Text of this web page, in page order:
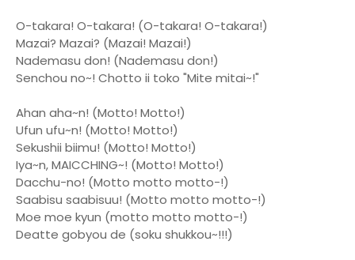
O-takara! O-takara! (O-takara! O-takara!)
Mazai? Mazai? (Mazai! Mazai!)
Nademasu don! (Nademasu don!)
Senchou no~! Chotto ii toko "Mite mitai~!"
Ahan aha~n! (Motto! Motto!)
Ufun ufu~n! (Motto! Motto!)
Sekushii biimu! (Motto! Motto!)
Iya~n, MAICCHING~! (Motto! Motto!)
Dacchu-no! (Motto motto motto-!)
Saabisu saabisuu! (Motto motto motto-!)
Moe moe kyun (motto motto motto-!)
Deatte gobyou de (soku shukkou~!!!)